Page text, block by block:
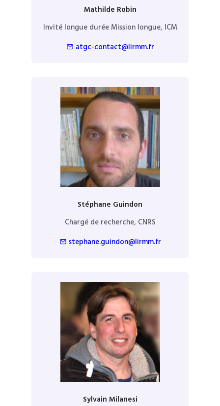
Mathilde Robin
Invité longue durée Mission longue, ICM
atgc-contact@lirmm.fr
Stéphane Guindon
Chargé de recherche, CNRS
stephane.guindon@lirmm.fr
Sylvain Milanesi